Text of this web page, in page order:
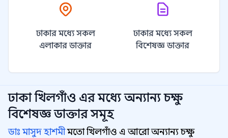
ঢাকার মধ্যে সকল
এলাকার ডাক্তার
ঢাকার মধ্যে সকল
বিশেষজ্ঞ ডাক্তার
ঢাকা খিলগাঁও এর মধ্যে অন্যান্যচক্ষু
বিশেষজ্ঞ ডাক্তার সমূহ
ডাঃ মাসুদ হাশমীমতো খিলগাঁও এ আরো অন্যান্য চক্ষু